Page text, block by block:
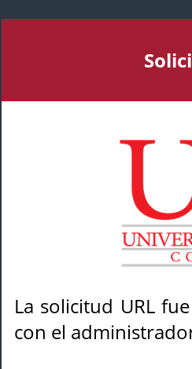
La solicitud URL
con el